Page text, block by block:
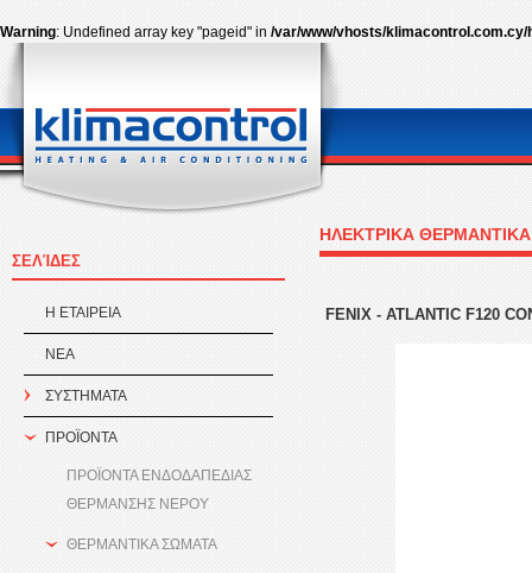
Warning: Undefined array key "pageid" in /var/www/vhosts/
ΣΕΛΊΔΕΣ
Η ΕΤΑΙΡEΙΑ
ΝΕΑ
ΣΥΣΤΗΜΑΤΑ
ΠΡΟÏΟΝΤΑ
ΠΡΟΪΟΝΤΑ ΕΝΔΟΔΑΠΕΔΙΑΣ
ΘΕΡΜΑΝΣΗΣ ΝΕΡΟΥ
ΘΕΡΜΑΝΤΙΚΑ ΣΩΜΑΤΑ
ΗΛΕΚΤΡΙΚΑ
FENIX - ATLANTIC F120